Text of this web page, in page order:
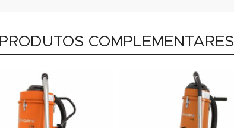
PRODUTOS COMPLEMENTARES